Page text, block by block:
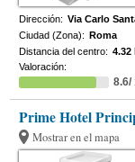
Dirección: Via Carlo
Ciudad (Zona): Roma
Distancia del centro: 4.32
Valoración:
8.6/
Prime Hotel
Mostrar en el mapa